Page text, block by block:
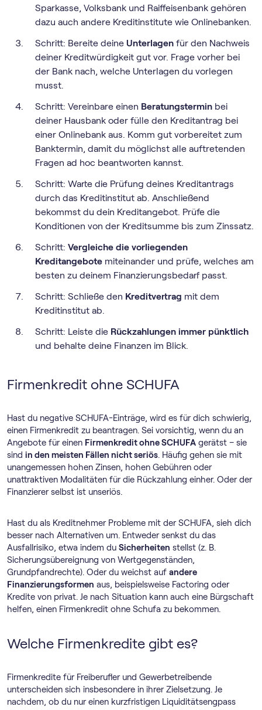
Sparkasse, Volksbank und Raiffeisenbank gehören
dazu auch andere Kreditinstitute wie Onlinebanken.
Schritt: Bereite deine Unterlagen für den Nachweis
deiner Kreditwürdigkeit gut vor. Frage vorher bei
der Bank nach, welche Unterlagen du vorlegen
musst.
Schritt: Vereinbare einen Beratungstermin bei
deiner Hausbank oder fülle den Kreditantrag bei
einer Onlinebank aus. Komm gut vorbereitet zum
Banktermin, damit du möglichst alle auftretenden
Fragen ad hoc beantworten kannst.
Schritt: Warte die Prüfung deines Kreditantrags
durch das Kreditinstitut ab. Anschließend
bekommst du dein Kreditangebot. Prüfe die
Konditionen von der Kreditsumme bis zum Zinssatz.
Schritt: Vergleiche die vorliegenden
Kreditangebote miteinander und prüfe, welches am
besten zu deinem Finanzierungsbedarf passt.
Schritt: Schließe den Kreditvertrag mit dem
Kreditinstitut ab.
Schritt: Leiste die Rückzahlungen immer pünktlich
und behalte deine Finanzen im Blick.
Firmenkredit ohne SCHUFA
Hast du negative SCHUFA-Einträge, wird es für dich schwierig,
einen Firmenkredit zu beantragen. Sei vorsichtig, wenn du an
Angebote für einen Firmenkredit ohne SCHUFA gerätst – sie
sind in den meisten Fällen nicht seriös. Häufig gehen sie mit
unangemessen hohen Zinsen, hohen Gebühren oder
unattraktiven Modalitäten für die Rückzahlung einher. Oder der
Finanzierer selbst ist unseriös.
Hast du als Kreditnehmer Probleme mit der SCHUFA, sieh dich
besser nach Alternativen um. Entweder senkst du das
Ausfallrisiko, etwa indem du Sicherheiten stellst (z. B.
Sicherungsübereignung von Wertgegenständen,
Grundpfandrechte). Oder du weichst auf andere
Finanzierungsformen aus, beispielsweise Factoring oder
Kredite von privat. Je nach Situation kann auch eine Bürgschaft
helfen, einen Firmenkredit ohne Schufa zu bekommen.
Welche Firmenkredite gibt es?
Firmenkredite für Freiberufler und Gewerbetreibende
unterscheiden sich insbesondere in ihrer Zielsetzung. Je
nachdem, ob du nur einen kurzfristigen Liquiditätsengpass